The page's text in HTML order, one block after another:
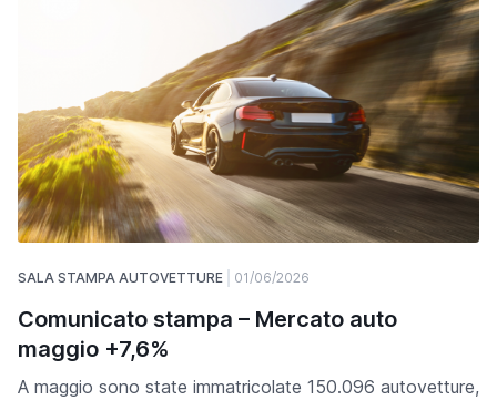
SALA STAMPA AUTOVETTURE 01/06/2026
Comunicato stampa – Mercato auto
maggio +7,6%
A maggio sono state immatricolate 150.096 autovetture,